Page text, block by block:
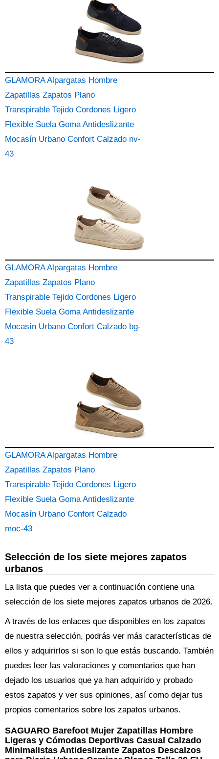
GLAMORA Alpargatas Hombre
Zapatillas Zapatos Plano
Transpirable Tejido Cordones Ligero
Flexible Suela Goma Antideslizante
Mocasín Urbano Confort Calzado nv-
43
GLAMORA Alpargatas Hombre
Zapatillas Zapatos Plano
Transpirable Tejido Cordones Ligero
Flexible Suela Goma Antideslizante
Mocasín Urbano Confort Calzado bg-
43
GLAMORA Alpargatas Hombre
Zapatillas Zapatos Plano
Transpirable Tejido Cordones Ligero
Flexible Suela Goma Antideslizante
Mocasín Urbano Confort Calzado
moc-43
Selección de los siete mejores zapatos
urbanos
La lista que puedes ver a continuación contiene una
selección de los siete mejores zapatos urbanos de 2026.
A través de los enlaces que disponibles en los zapatos
de nuestra selección, podrás ver más características de
ellos y adquirirlos si son lo que estás buscando. También
puedes leer las valoraciones y comentarios que han
dejado los usuarios que ya han adquirido y probado
estos zapatos y ver sus opiniones, así como dejar tus
propios comentarios sobre los zapatos urbanos.
SAGUARO Barefoot Mujer Zapatillas Hombre
Ligeras y Cómodas Deportivas Casual Calzado
Minimalistas Antideslizante Zapatos Descalzos